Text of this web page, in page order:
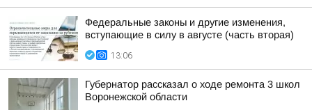
Федеральные законы и другие изменения,
вступающие в силу в августе (часть вторая)
13:06
Губернатор рассказал о ходе ремонта 3 школ
Воронежской области